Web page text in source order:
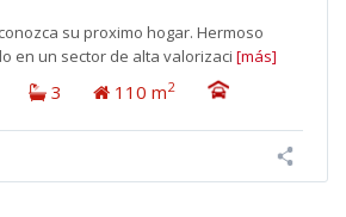
su proximo hogar. Hermoso
en un sector de alta valorizaci [más]
3 110 m2